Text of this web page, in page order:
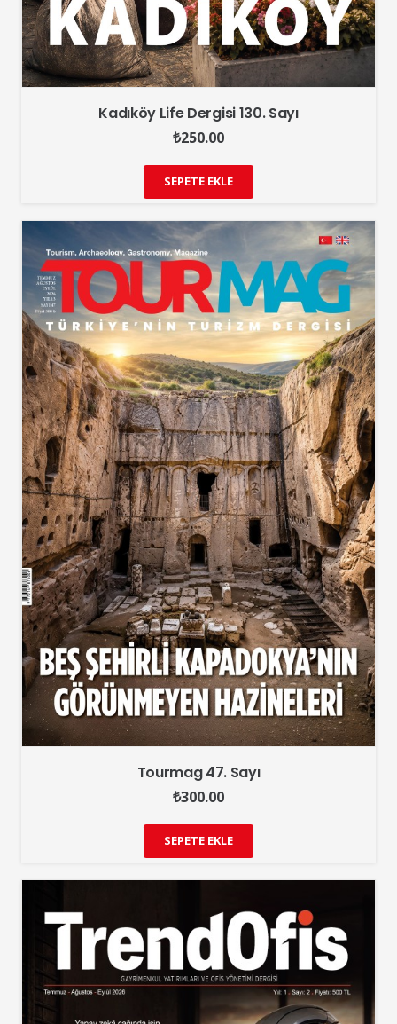
Kadıköy Life Dergisi 130. Sayı
₺250.00
SEPETE EKLE
Tourmag 47. Sayı
₺300.00
SEPETE EKLE